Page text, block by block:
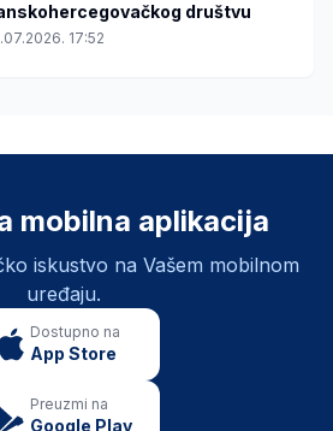
društvu
17:52
mobilna aplikacija
iskustvo na Vašem mobilnom
uređaju.
Dostupno na
App Store
Preuzmi na
Google Play